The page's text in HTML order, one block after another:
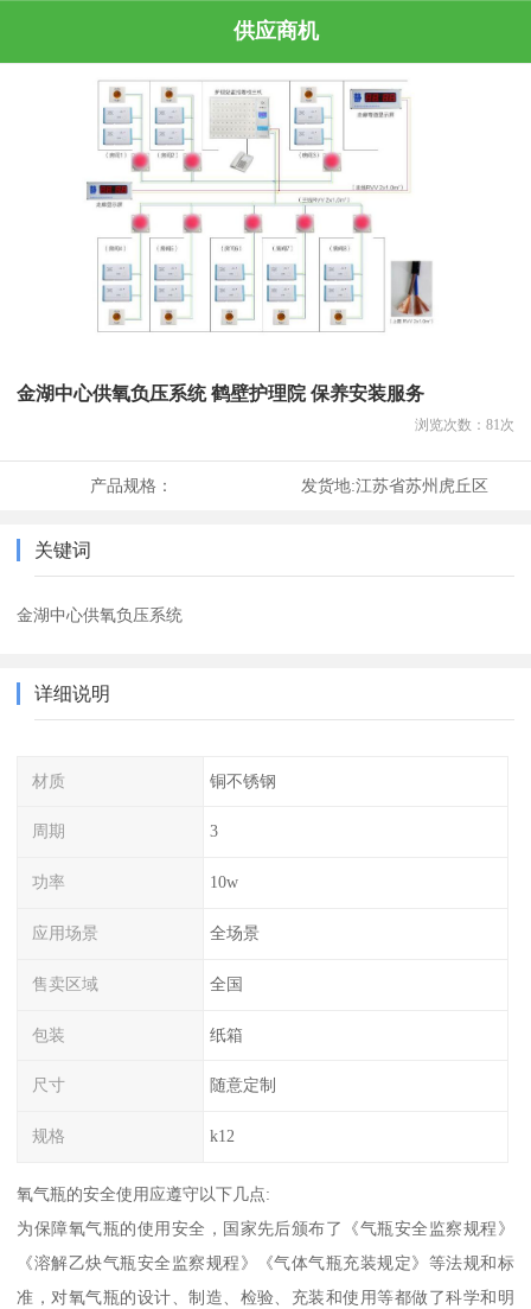
供应商机
金湖中心供氧负压系统 鹤壁护理院 保养安装服务
浏览次数： 81 次
产品规格： 发货地:江苏省苏州虎丘区
关键词
金湖中心供氧负压系统
详细说明
材质 铜不锈钢
周期 3
功率 10w
应用场景 全场景
售卖区域 全国
包装 纸箱
尺寸 随意定制
规格 k12
氧气瓶的安全使用应遵守以下几点:
为保障氧气瓶的使用安全，国家先后颁布了《气瓶安全监察规程》
《溶解乙炔气瓶安全监察规程》《气体气瓶充装规定》等法规和标
准，对氧气瓶的设计、制造、检验、充装和使用等都做了科学和明